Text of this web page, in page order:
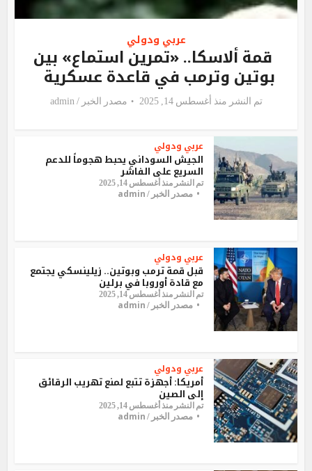
عربي ودولي
قمة ألاسكا.. «تمرين استماع» بين
بوتين وترمب في قاعدة عسكرية
تم النشر منذ أغسطس 14, 2025 مصدر الخبر / admin
عربي ودولي
الجيش السوداني يحبط هجوماً للدعم
السريع على الفاشر
تم النشر منذ أغسطس 14, 2025
مصدر الخبر / admin
عربي ودولي
قبل قمة ترمب وبوتين.. زيلينسكي يجتمع
مع قادة أوروبا في برلين
تم النشر منذ أغسطس 14, 2025
مصدر الخبر / admin
عربي ودولي
أمريكا: أجهزة تتبع لمنع تهريب الرقائق
إلى الصين
تم النشر منذ أغسطس 14, 2025
مصدر الخبر / admin